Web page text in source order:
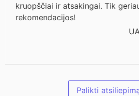
kruopščiai ir atsakingai. Tik
rekomendacijos!
Palikti